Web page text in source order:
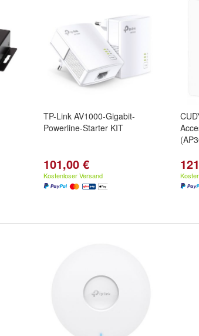
TP-Link AV1000-Gigabit-
Powerline-Starter KIT
101,00 €
Kostenloser Versand